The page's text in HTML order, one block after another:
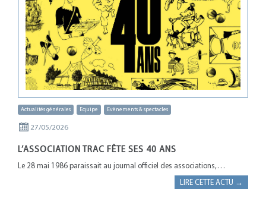
Actualités générales Equipe Evènements & spectacles
27/05/2026
L’ASSOCIATION TRAC FÊTE SES 40 ANS
Le 28 mai 1986 paraissait au journal officiel des associations,…
LIRE CETTE ACTU →